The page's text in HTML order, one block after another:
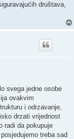
društava,
svega jedne osobe
ovakvim
i odrzavanje,
drzati vrijednost
radi da pokupuje
treba sad